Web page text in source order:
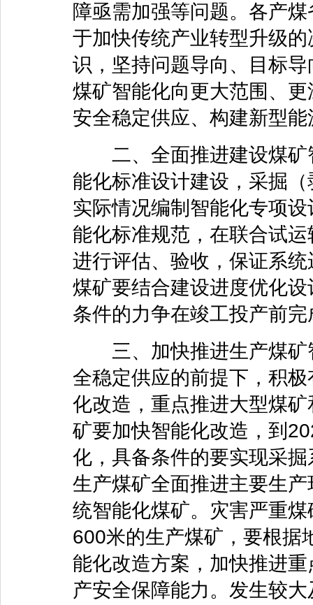
障亟需加强等问题。各产
于加快传统产业转型升级
识，坚持问题导向、目标
煤矿智能化向更大范围、
安全稳定供应、构建新型
二、全面推进建设煤矿
能化标准设计建设，采掘
实际情况编制智能化专项
能化标准规范，在联合试
进行评估、验收，保证系
煤矿要结合建设进度优化
条件的力争在竣工投产前
三、加快推进生产煤矿
全稳定供应的前提下，积
化改造，重点推进大型煤
矿要加快智能化改造，到
化，具备条件的要实现采
生产煤矿全面推进主要生
统智能化煤矿。灾害严重
600米的生产煤矿，要根据
能化改造方案，加快推进
产安全保障能力。发生较